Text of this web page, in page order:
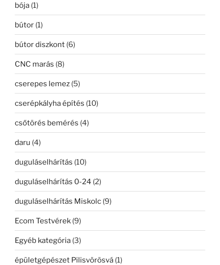
bója (1)
bútor (1)
bútor diszkont (6)
CNC marás (8)
cserepes lemez (5)
cserépkályha építés (10)
csőtörés bemérés (4)
daru (4)
duguláselhárítás (10)
duguláselhárítás 0-24 (2)
duguláselhárítás Miskolc (9)
Ecom Testvérek (9)
Egyéb kategória (3)
épületgépészet Pilisvörösvá (1)